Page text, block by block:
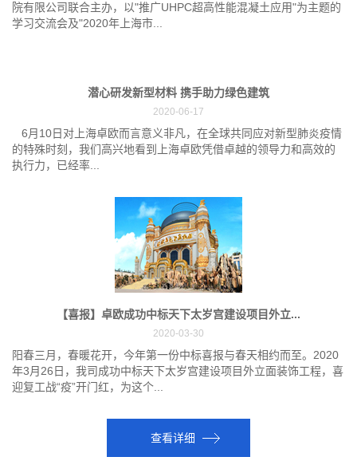
院有限公司联合主办，以"推广UHPC超高性能混凝土应用"为主题的
学习交流会及"2020年上海市...
潜心研发新型材料 携手助力绿色建筑
2020-06-17
6月10日对上海卓欧而言意义非凡，在全球共同应对新型肺炎疫情
的特殊时刻，我们高兴地看到上海卓欧凭借卓越的领导力和高效的
执行力，已经率...
【喜报】卓欧成功中标天下太岁宫建设项目外立...
2020-03-30
阳春三月，春暖花开，今年第一份中标喜报与春天相约而至。2020
年3月26日，我司成功中标天下太岁宫建设项目外立面装饰工程，喜
迎复工战“疫”开门红，为这个...
查看详细